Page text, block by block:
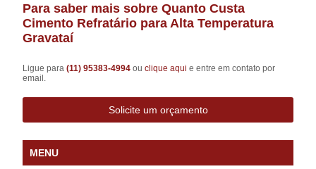
Para saber mais sobre Quanto Custa
Cimento Refratário para Alta Temperatura
Gravataí
Ligue para(11) 95383-4994ouclique aqui e entre em contato por
email.
Solicite um orçamento
MENU